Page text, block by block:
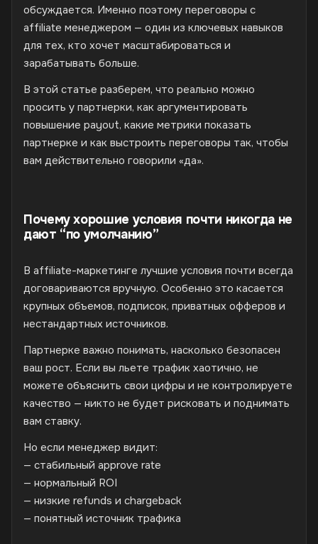
обсуждается. Именно поэтому переговоры с
affiliate менеджером — один из ключевых навыков
для тех, кто хочет масштабироваться и
зарабатывать больше.
В этой статье разберем, что реально можно
просить у партнерки, как аргументировать
повышение payout, какие метрики показать
партнерке и как выстроить переговоры так, чтобы
вам действительно говорили «да».
Почему хорошие условия почти никогда не
дают “по умолчанию”
В affiliate-маркетинге лучшие условия почти всегда
договариваются вручную. Особенно это касается
крупных объемов, подписок, приватных офферов и
нестандартных источников.
Партнерке важно понимать, насколько безопасен
ваш рост. Если вы льете трафик хаотично, не
можете объяснить свои цифры и не контролируете
качество — никто не будет рисковать и поднимать
вам ставку.
Но если менеджер видит:
— стабильный approve rate
— нормальный ROI
— низкие refunds и chargeback
— понятный источник трафика